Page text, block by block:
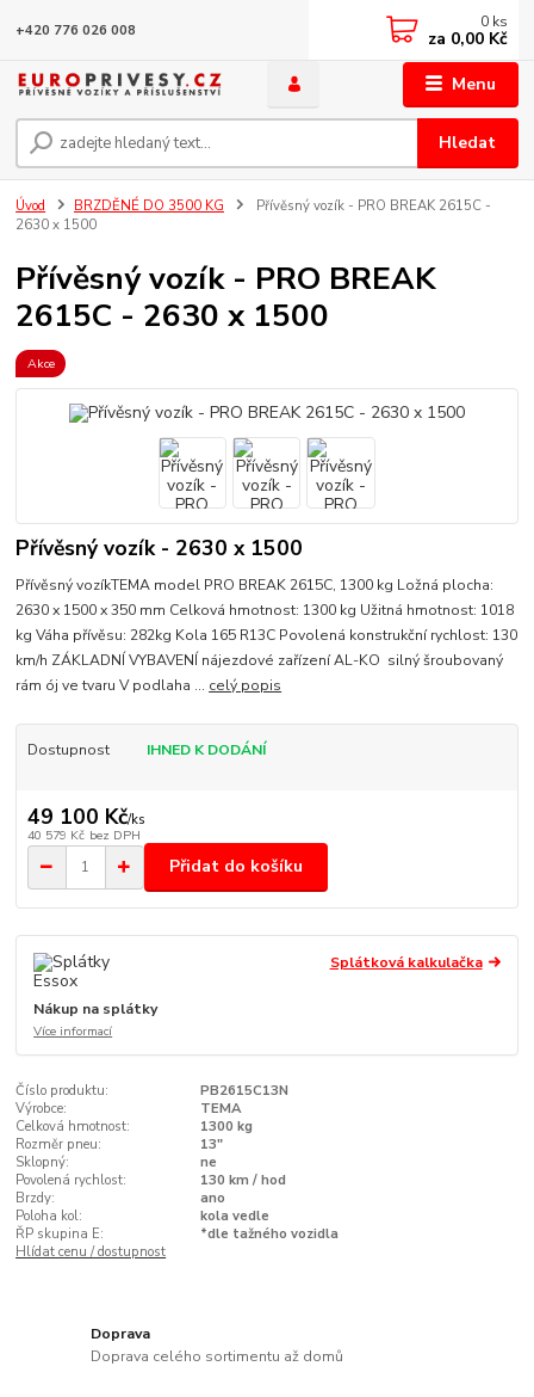
Menu
Hledat
+420 776 026 008 0 ks
za 0,00 Kč
Úvod BRZDĚNÉ DO 3500 KG
Přívěsný vozík - PRO BREAK 2615C -
2630 x 1500
Přívěsný vozík - PRO BREAK
2615C - 2630 x 1500
Akce
Přívěsný vozík - 2630 x 1500
Přívěsný vozíkTEMA model PRO BREAK 2615C, 1300 kg Ložná plocha:
2630 x 1500 x 350 mm Celková hmotnost: 1300 kg Užitná hmotnost: 1018
kg Váha přívěsu: 282kg Kola 165 R13C Povolená konstrukční rychlost: 130
km/h ZÁKLADNÍ VYBAVENÍ nájezdové zařízení AL-KO silný šroubovaný
rám ój ve tvaru V podlaha ... celý popis
Dostupnost IHNED K DODÁNÍ
49 100 Kč/ks
40 579 Kč bez DPH
Přidat do košíku
Splátková kalkulačka
Nákup na splátky
Více informací
Číslo produktu:
PB2615C13N
Výrobce:
TEMA
Celková hmotnost:
1300 kg
Rozměr pneu:
13"
Sklopný:
ne
Povolená rychlost:
130 km / hod
Brzdy:
ano
Poloha kol:
kola vedle
ŘP skupina E:
*dle tažného vozidla
Hlídat cenu / dostupnost
Doprava
Doprava celého sortimentu až domů